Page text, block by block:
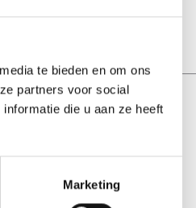
te bieden en om ons
partners voor social
die u aan ze heeft
Marketing